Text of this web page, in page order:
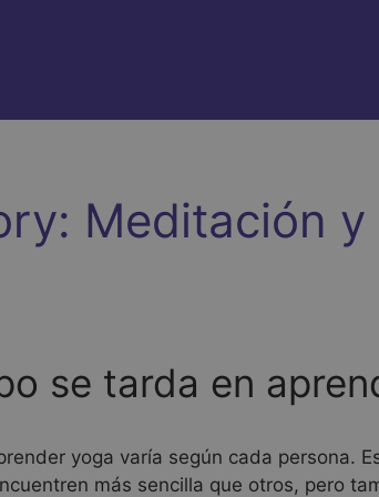
Meditación y
se tarda en
yoga varía según cada persona.
más sencilla que otros, pero